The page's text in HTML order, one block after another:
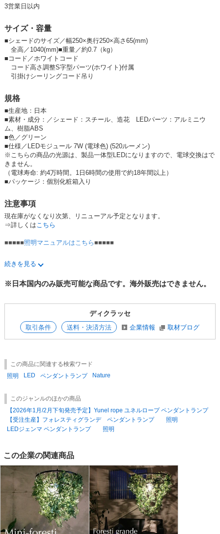
点灯すると葉の隙間から木漏れ陽のような光がこぼれ
壁には葉っぱの影が映し出されます。
緑の葉っぱが蔓のようにからまる、
ユニークで小ぶりなデザインは
点灯していないときもお部屋に爽やかな空気感をもたらし、
インテリアとしても活躍してくれます。
光源を見上げたときのグレアカットも十分考慮し、
シンプルかつ機能性豊かな
デザイン形状のLED照明です。
天井照明
日本製
イト#シーリングライト＃スポットライト＃フロアライト＃デスクライト
＃テーブルライト#アクセサリーライト#インテリアライト#LED#LEDライ
ト#LED電球#電球#電気
3営業日以内
サイズ・容量
■シェードのサイズ／幅250×奥行250×高さ65(mm)
全高／1040(mm)■重量／約0.7（kg）
■コード／ホワイトコード
コード高さ調整S字型パーツ(ホワイト)付属
引掛けシーリングコード吊り
規格
■生産地：日本
■素材・成分：／シェード：スチール、造花 LEDパーツ：アルミニウ
ム、樹脂ABS
■色／グリーン
■仕様／LEDモジュール 7W (電球色) (520ルーメン)
※こちらの商品の光源は、製品一体型LEDになりますので、電球交換はで
きません。
（電球寿命: 約4万時間。1日6時間の使用で約18年間以上）
■パッケージ：個別化粧箱入り
注意事項
現在庫がなくなり次第、リニューアル予定となります。
⇒詳しくはこちら
■■■■■照明マニュアルはこちら■■■■■
【DI CLASSE catalog】
【最新納期状況】在庫の情報につきましては、内訳をご参照ください。
廃盤商品のご案内 2020.06更新 ※※※
【営業時間】10：00〜12：00 / 13：00〜17：00
【定休日】土・日・祝 (ご注文は24時間受付中)
※営業時間以外のお問い合わせにつきましては、原則として翌営業日に対
【発送スケジュール】平日15:00までのご注文分、最短出荷は翌営業日と
なります。
【送料】下代発注金額合計3万円以上で送料無料となります
【納品書】納品書は商品と同送しております。
＜納品書の同送 無し＞など御依頼等のご対応はできかねます。予めご了
承くださいませ。
商品の特性であり不良と認められない/お客様都合による返品不可/出荷当
日のキャンセル不可（キャンセル料￥1,000申し受けます）
※配送先設定された住所へ商品お送りいたします。度重なるご変更や、メ
ッセージでの配送先指定はお受けできかねますので予めご了承くださいま
せ。その場合送料別途申し受けます。
続きを見る
※日本国内のみ販売可能な商品です。海外販売はできません。
ディクラッセ
取引条件 送料・決済方法 企業情報 取材ブログ
この商品に関連する検索ワード
照明
LED ペンダントランプ Nature
このジャンルのほかの商品
【2026年1月/2月下旬発売予定】Yunel rope ユネルロープ ペンダントランプ
【受注生産】フォレスティグランデ ペンダントランプ 照明
LEDジェンマ ペンダントランプ 照明
この企業の関連商品